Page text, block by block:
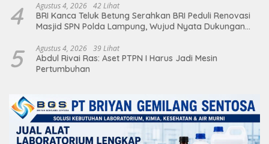
4 Agustus 4, 2026 42 Lihat
BRI Kanca Teluk Betung Serahkan BRI Peduli Renovasi
Masjid SPN Polda Lampung, Wujud Nyata Dukungan
5 Agustus 4, 2026 39 Lihat
Abdul Rivai Ras: Aset PTPN I Harus Jadi Mesin
Pertumbuhan